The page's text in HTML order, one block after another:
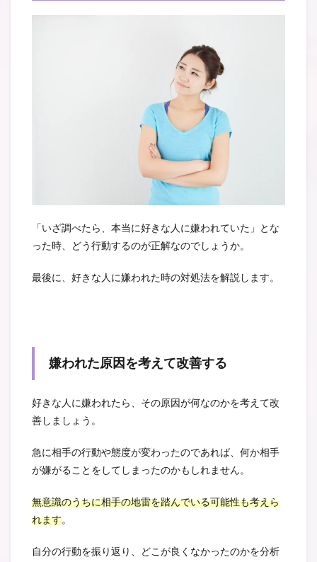
「いざ調べたら、本当に好きな人に嫌われていた」とな
った時、どう行動するのが正解なのでしょうか。
最後に、好きな人に嫌われた時の対処法を解説します。
嫌われた原因を考えて改善する
好きな人に嫌われたら、その原因が何なのかを考えて改
善しましょう。
急に相手の行動や態度が変わったのであれば、何か相手
が嫌がることをしてしまったのかもしれません。
無意識のうちに相手の地雷を踏んでいる可能性も考えら
れます。
自分の行動を振り返り、どこが良くなかったのかを分析